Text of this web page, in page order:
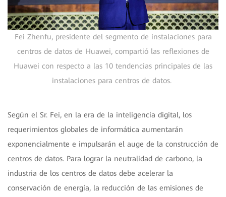
Fei Zhenfu, presidente del segmento de instalaciones para
centros de datos de Huawei, compartió las reflexiones de
Huawei con respecto a las 10 tendencias principales de las
instalaciones para centros de datos.
Según el Sr. Fei, en la era de la inteligencia digital, los
requerimientos globales de informática aumentarán
exponencialmente e impulsarán el auge de la construcción de
centros de datos. Para lograr la neutralidad de carbono, la
industria de los centros de datos debe acelerar la
conservación de energía, la reducción de las emisiones de